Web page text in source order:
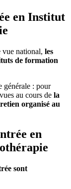
en Institut
vue national, les
de formation
générale : pour
au cours de la
organisé au
en
sont